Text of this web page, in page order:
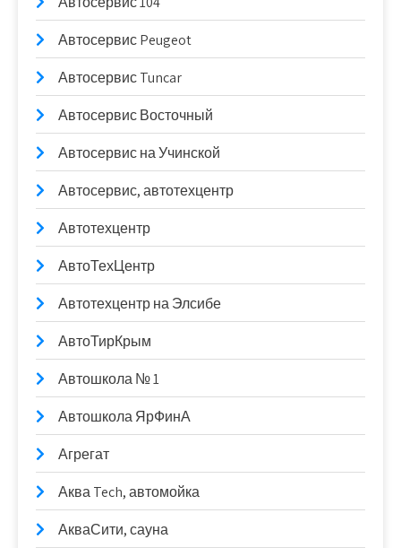
Автосервис Peugeot
Автосервис Tuncar
Автосервис Восточный
Автосервис на Учинской
Автосервис, автотехцентр
Автотехцентр
АвтоТехЦентр
Автотехцентр на Элсибе
АвтоТирКрым
Автошкола № 1
Автошкола ЯрФинА
Агрегат
Аква Tech, автомойка
АкваСити, сауна